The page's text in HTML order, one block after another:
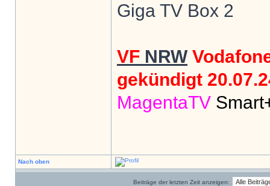
Giga TV Box 2
VF NRW
gekündigt
MagentaTV
Nach oben
Beiträge der letzten Zeit anzeigen: